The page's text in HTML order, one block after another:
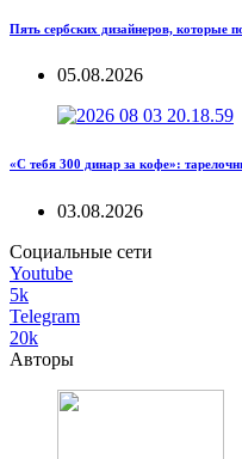
Пять сербских дизайнеров, которые
05.08.2026
«С тебя 300 динар за кофе»:
03.08.2026
Социальные сети
Youtube
5k
Telegram
20k
Авторы